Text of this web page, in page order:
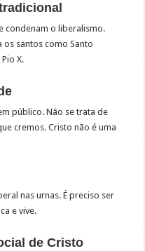
condenam o liberalismo.
os santos como Santo
X.
público. Não se trata de
cremos. Cristo não é uma
nas urnas. É preciso ser
e vive.
de Cristo